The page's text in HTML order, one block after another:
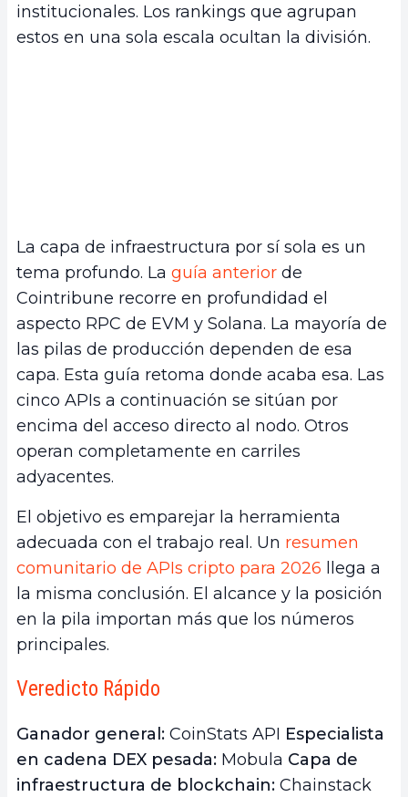
institucionales. Los rankings que agrupan
estos en una sola escala ocultan la división.
La capa de infraestructura por sí sola es un
tema profundo. La guía anterior de
Cointribune recorre en profundidad el
aspecto RPC de EVM y Solana. La mayoría de
las pilas de producción dependen de esa
capa. Esta guía retoma donde acaba esa. Las
cinco APIs a continuación se sitúan por
encima del acceso directo al nodo. Otros
operan completamente en carriles
adyacentes.
El objetivo es emparejar la herramienta
adecuada con el trabajo real. Un resumen
comunitario de APIs cripto para 2026 llega a
la misma conclusión. El alcance y la posición
en la pila importan más que los números
principales.
Veredicto Rápido
Ganador general: CoinStats API Especialista
en cadena DEX pesada: Mobula Capa de
infraestructura de blockchain: Chainstack